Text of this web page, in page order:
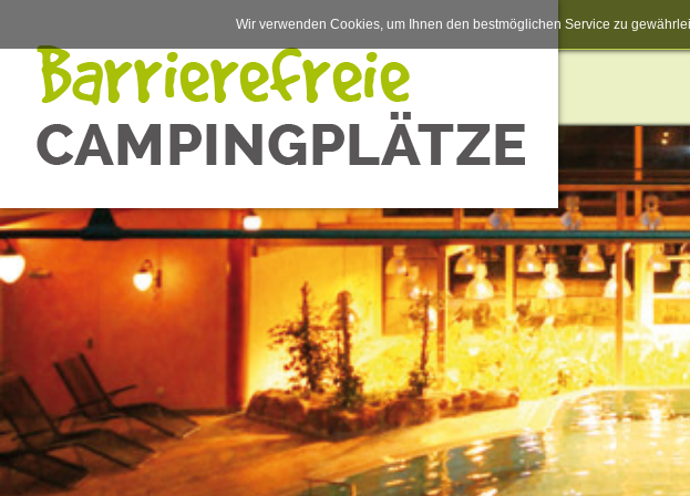
Wir verwenden Cookies, um Ihnen den bestmöglichen Service zu